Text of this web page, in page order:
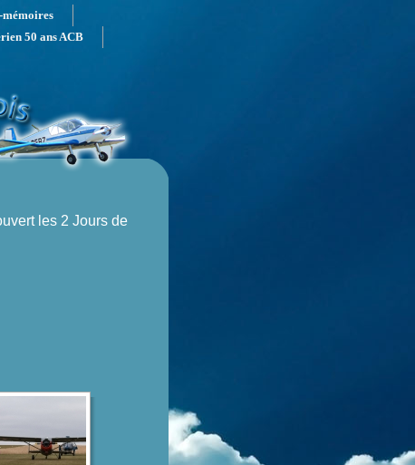
50 ans ACB
les 2 Jours de